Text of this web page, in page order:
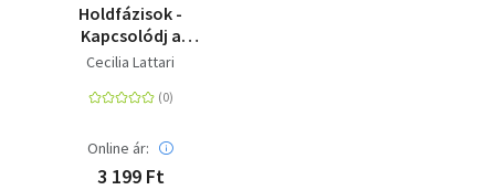
Holdfázisok -
Kapcsolódj a
természethez, hogy
belső energiáid és a
Cecilia Lattari
Online ár:
3 199 Ft